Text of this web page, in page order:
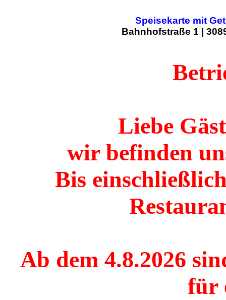
Speisekarte mit
Bahnhofstraße 1 |
Liebe
wir befinden
Bis
Ab dem 4.8.2026
für